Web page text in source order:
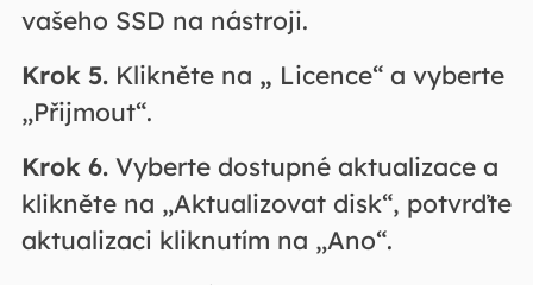
vašeho SSD na nástroji.
Krok 5.Klikněte na „ Licence“ a vyberte
„Přijmout“.
Krok 6.Vyberte dostupné aktualizace a
klikněte na „Aktualizovat disk“, potvrďte
aktualizaci kliknutím na „Ano“.